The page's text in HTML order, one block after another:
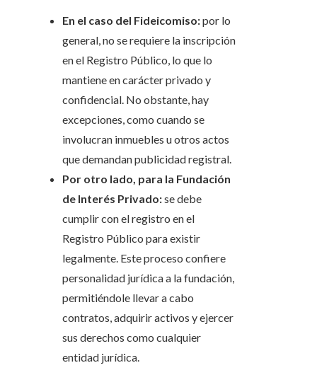
En el caso del Fideicomiso:por lo
general, no se requiere la inscripción
en el Registro Público, lo que lo
mantiene en carácter privado y
confidencial. No obstante, hay
excepciones, como cuando se
involucran inmuebles u otros actos
que demandan publicidad registral.
Por otro lado, para la Fundación
de Interés Privado:se debe
cumplir con el registro en el
Registro Público para existir
legalmente. Este proceso confiere
personalidad jurídica a la fundación,
permitiéndole llevar a cabo
contratos, adquirir activos y ejercer
sus derechos como cualquier
entidad jurídica.